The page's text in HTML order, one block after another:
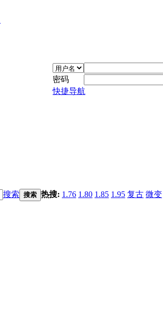
密码
快捷导航
搜索 搜索 热搜: 1.76 1.80 1.85 1.95 复古 微变